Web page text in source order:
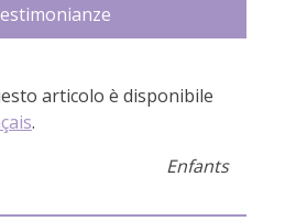
articolo è disponibile
.
Enfants